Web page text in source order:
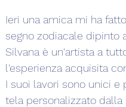
Ieri una amica mi ha
segno zodiacale dipinto
Silvana è un'artista a
l'esperienza acquisita
I suoi lavori sono unici e
tela personalizzato dalla